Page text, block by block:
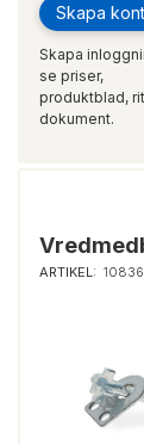
Skapa
Skapa
se priser,
produktblad,
dokument.
ARTIKEL: